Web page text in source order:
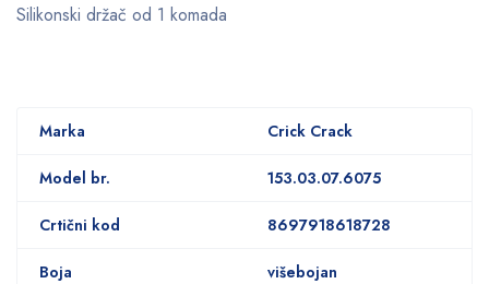
Silikonski držač od 1 komada
Marka Crick Crack
Model br. 153.03.07.6075
Crtični kod 8697918618728
Boja višebojan